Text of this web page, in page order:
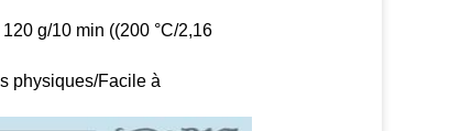
120 g/10 min ((200 °C/2,16
physiques/Facile à